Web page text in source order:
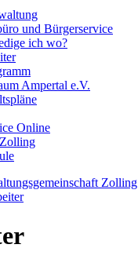
und Bürgerservice
ich wo?
Ampertal e.V.
Online
Zolling